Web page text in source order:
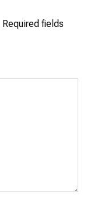
Required fields